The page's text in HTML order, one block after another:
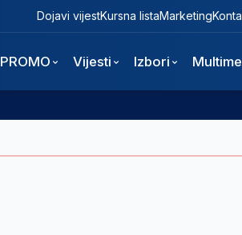
Dojavi vijestKursna listaMarketing
PROMO Vijesti Izbori